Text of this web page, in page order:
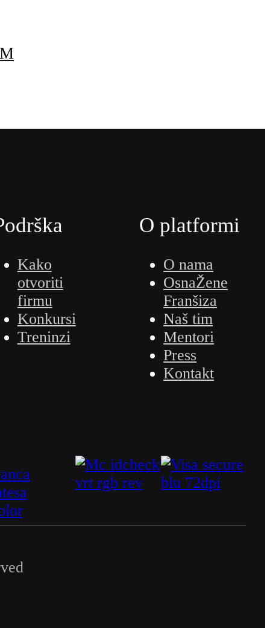
Kako
otvoriti
firmu
Konkursi
Treninzi
O platformi
O nama
OsnaŽene
Franšiza
Naš tim
Mentori
Press
Kontakt